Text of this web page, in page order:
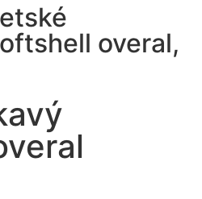
overal,